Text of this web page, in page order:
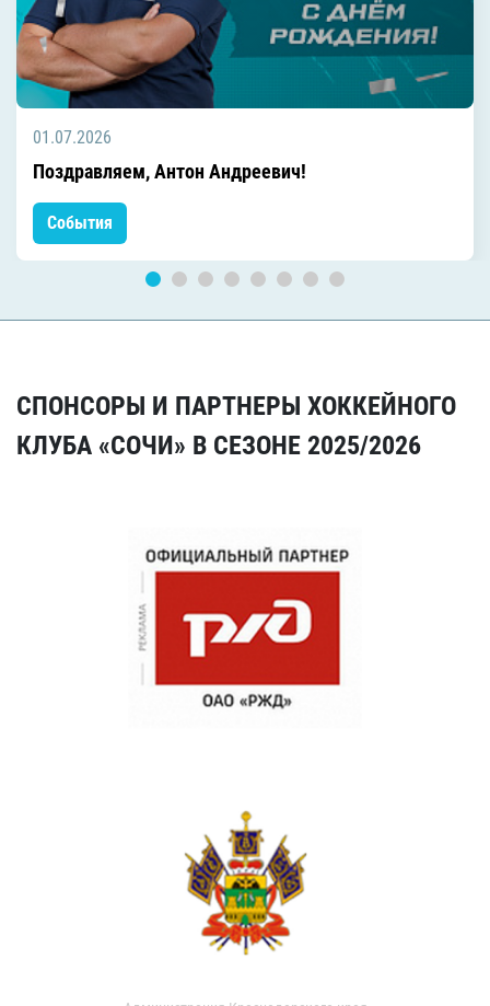
01.07.2026
Поздравляем, Антон Андреевич!
События
СПОНСОРЫ И ПАРТНЕРЫ ХОККЕЙНОГО
КЛУБА «СОЧИ» В СЕЗОНЕ 2025/2026